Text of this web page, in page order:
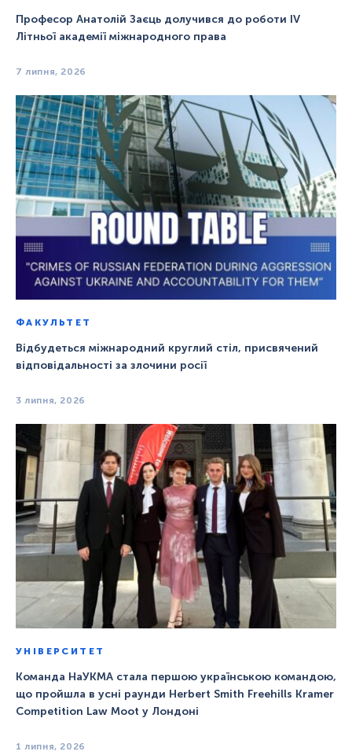
Професор Анатолій Заєць долучився до роботи IV
Літньої академії міжнародного права
7 липня, 2026
ФАКУЛЬТЕТ
Відбудеться міжнародний круглий стіл, присвячений
відповідальності за злочини росії
3 липня, 2026
УНІВЕРСИТЕТ
Команда НаУКМА стала першою українською командою,
що пройшла в усні раунди Herbert Smith Freehills Kramer
Competition Law Moot у Лондоні
1 липня, 2026